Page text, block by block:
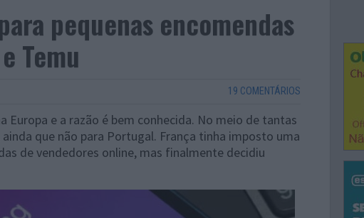
pequenas encomendas
Temu
19 COMENTÁRIOS
Europa e a razão é bem conhecida. No meio de tantas
que não para Portugal. França tinha imposto uma
de vendedores online, mas finalmente decidiu